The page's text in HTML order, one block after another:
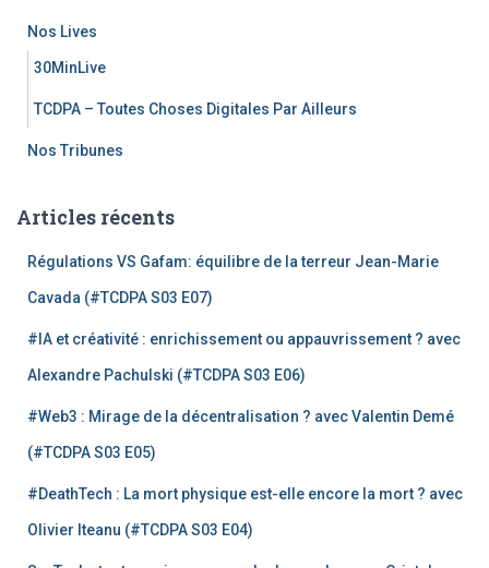
Nos Lives
30MinLive
TCDPA – Toutes Choses Digitales Par Ailleurs
Nos Tribunes
Articles récents
Régulations VS Gafam: équilibre de la terreur Jean-Marie
Cavada (#TCDPA S03 E07)
#IA et créativité : enrichissement ou appauvrissement ? avec
Alexandre Pachulski (#TCDPA S03 E06)
#Web3 : Mirage de la décentralisation ? avec Valentin Demé
(#TCDPA S03 E05)
#DeathTech : La mort physique est-elle encore la mort ? avec
Olivier Iteanu (#TCDPA S03 E04)